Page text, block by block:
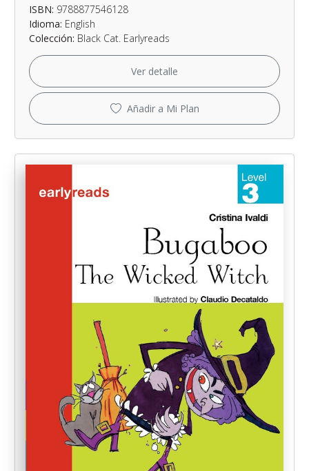
ISBN: 9788877546128
Idioma: English
Colección: Black Cat. Earlyreads
Ver detalle
Añadir a Mi Plan